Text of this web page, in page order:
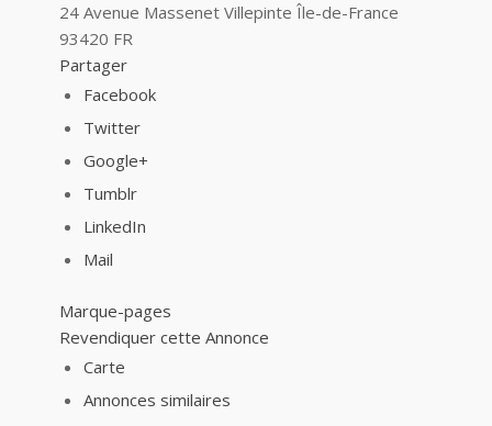
24 Avenue Massenet Villepinte Île-de-France
93420 FR
Partager
Facebook
Twitter
Google+
Tumblr
LinkedIn
Mail
Marque-pages
Revendiquer cette Annonce
Carte
Annonces similaires